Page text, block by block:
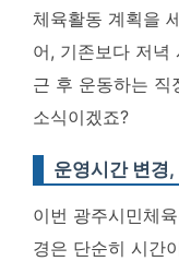
체육활동 계획을
어, 기존보다 저녁
근 후 운동하는 직
소식이겠죠?
운영시간 변경
이번 광주시민체
경은 단순히 시간